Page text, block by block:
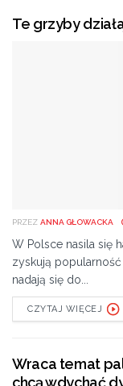
Te grzyby
PRZEZ ANNA GŁOWACKA
W Polsce nasila się
zyskują
nadają się do...
CZYTAJ WIĘCEJ
Wraca temat
chcą wdychać